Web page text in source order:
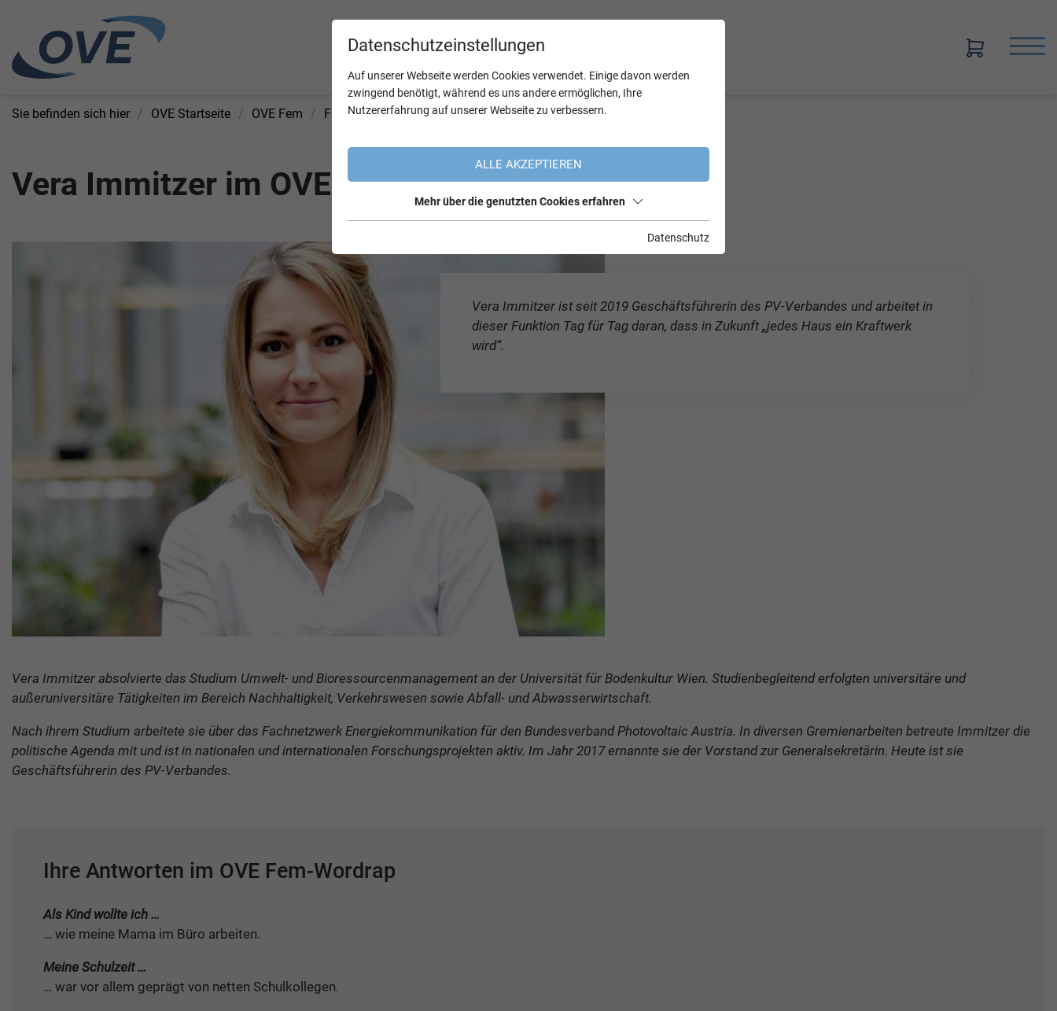
Sie befinden sich hier OVE Startseite OVE Fem Frauen in der Technik Wordraps Immitzer Vera
Vera Immitzer im OVE Fem-Wordrap
Vera Immitzer ist seit 2019 Geschäftsführerin des PV-Verbandes und arbeitet in
dieser Funktion Tag für Tag daran, dass in Zukunft „jedes Haus ein Kraftwerk
wird“.
Vera Immitzer absolvierte das Studium Umwelt- und Bioressourcenmanagement an der Universität für Bodenkultur Wien. Studienbegleitend erfolgten universitäre und
außeruniversitäre Tätigkeiten im Bereich Nachhaltigkeit, Verkehrswesen sowie Abfall- und Abwasserwirtschaft.
Nach ihrem Studium arbeitete sie über das Fachnetzwerk Energiekommunikation für den Bundesverband Photovoltaic Austria. In diversen Gremienarbeiten betreute Immitzer die
politische Agenda mit und ist in nationalen und internationalen Forschungsprojekten aktiv. Im Jahr 2017 ernannte sie der Vorstand zur Generalsekretärin. Heute ist sie
Geschäftsführerin des PV-Verbandes.
Ihre Antworten im OVE Fem-Wordrap
Als Kind wollte ich …
… wie meine Mama im Büro arbeiten.
Meine Schulzeit …
… war vor allem geprägt von netten Schulkollegen.
Datenschutzeinstellungen
Auf unserer Webseite werden Cookies verwendet. Einige davon werden
zwingend benötigt, während es uns andere ermöglichen, Ihre
Nutzererfahrung auf unserer Webseite zu verbessern.
ALLE AKZEPTIEREN
Mehr über die genutzten Cookies erfahren
Datenschutz